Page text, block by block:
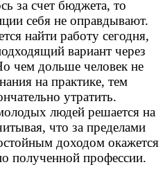
за счет бюджета, то
себя не оправдывают.
найти работу сегодня,
вариант через
чем дольше человек не
на практике, тем
утратить.
людей решается на
что за пределами
доходом окажется
полученной профессии.